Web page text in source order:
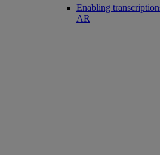
Enabling
AR